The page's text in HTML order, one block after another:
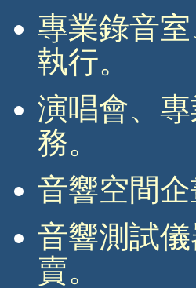
專業錄音
執行。
演唱會、
務。
音響空間
音響測試
賣。